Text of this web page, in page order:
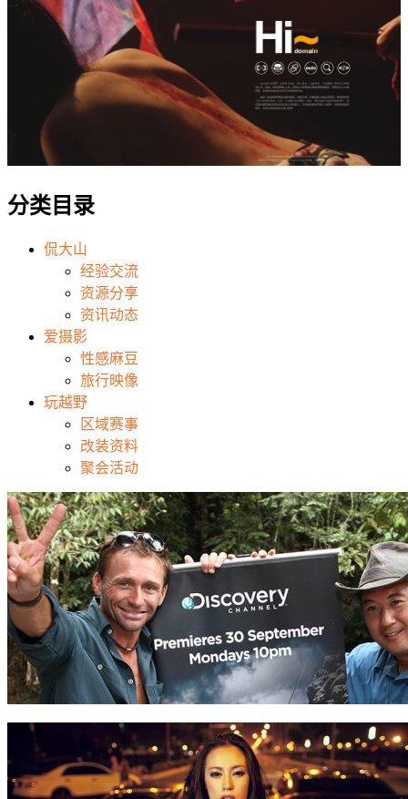
分类目录
侃大山
经验交流
资源分享
资讯动态
爱摄影
性感麻豆
旅行映像
玩越野
区域赛事
改装资料
聚会活动